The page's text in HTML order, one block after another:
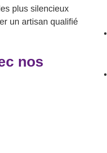
plus silencieux
un artisan qualifié
nos